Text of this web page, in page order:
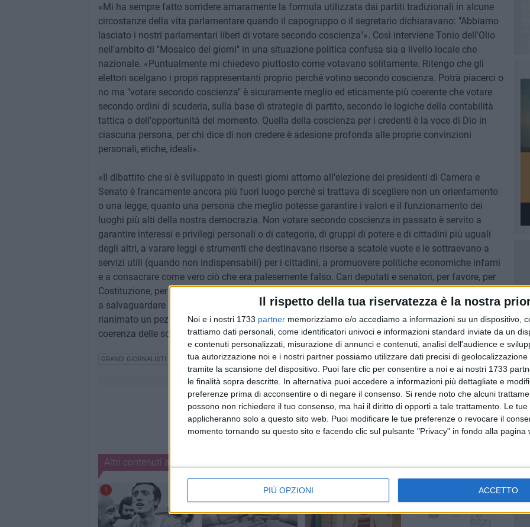
Il rispetto della tua riservatezza è la nostra
Noi e i nostri 1733 partner memorizziamo e/o accediamo a informazioni su un dispositivo,
trattiamo dati personali, come identificatori univoci e informazioni standard inviate da un
e contenuti personalizzati, misurazione di annunci e contenuti, analisi dell'audience e
tua autorizzazione noi e i nostri partner possiamo utilizzare dati precisi di
tramite la scansione del dispositivo. Puoi fare clic per consentire a noi e ai nostri 1733
le finalità sopra descritte. In alternativa puoi accedere a informazioni più dettagliate e
preferenze prima di acconsentire o di negare il consenso. Si rende noto che alcuni
possono non richiedere il tuo consenso, ma hai il diritto di opporti a tale trattamento. Le
applicheranno solo a questo sito web. Puoi modificare le tue preferenze o revocare il
momento tornando su questo sito e facendo clic sul pulsante "Privacy" in fondo alla pagina
PIÙ OPZIONI ACCETTO
«Mi ha sempre fatto sorridere amaramente la formula utilizzata dai partiti tradizionali in alcune
circostanze della vita parlamentare quando il capogruppo o il segretario dichiaravano: "Abbiamo
lasciato i nostri parlamentari liberi di votare secondo coscienza"». Così interviene Tonio dell'Olio
nell'ambito di "Mosaico dei giorni" in una situazione politica confusa sia a livello locale che
nazionale. «Puntualmente mi chiedevo piuttosto come votavano solitamente. Ritengo che gli
elettori scelgano i propri rappresentanti proprio perché votino secondo coscienza. Potrà piacerci o
no ma "votare secondo coscienza" è sicuramente meglio ed eticamente più coerente che votare
secondo ordini di scuderia, sulla base di strategie di partito, secondo le logiche della contabilità
tattica o dell'opportunità del momento. Quella della coscienza per i credenti è la voce di Dio in
ciascuna persona, per chi dice di non credere è adesione profonda alle proprie convinzioni
personali, etiche, ideali».
«Il dibattito che si è sviluppato in questi giorni attorno all'elezione dei presidenti di Camera e
Senato è francamente ancora più fuori luogo perché si trattava di scegliere non un orientamento
o una legge, quanto una persona che meglio potesse garantire i valori e il funzionamento dei
luoghi più alti della nostra democrazia. Non votare secondo coscienza in passato è servito a
garantire interessi e privilegi personali o di categoria, di gruppi di potere e di cittadini più uguali
degli altri, a varare leggi e strumenti che destinavano risorse a scatole vuote e le sottraevano a
servizi utili (quando non indispensabili) per i cittadini, a promuovere politiche economiche infami
e a consacrare come vero ciò che era palesemente falso. Cari deputati e senatori, per favore, per
Costituzione, per amore del Paese, votate sempre secondo coscienza! Forse non riuscirete sempre
a salvaguardare la vita di una maggioranza instabile o di una coalizione, ma almeno avrete
rianimato un pezzo di verità. Forse il rinnovamento della politica passa anche attraverso la
coerenza delle scelte della coscienza e non delle segreterie».
GRANDI GIORNALISTI CATTIVA POLITICA
Altri contenuti a tema
1